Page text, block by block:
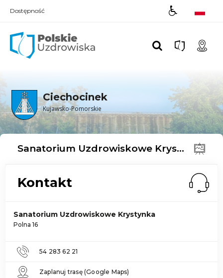
Dostępność
Ciechocinek
Kujawsko-Pomorskie
Sanatorium Uzdrowiskowe Krystynka
Kontakt
Sanatorium Uzdrowiskowe Krystynka
Polna 16
54 283 62 21
Zaplanuj trasę (Google Maps)